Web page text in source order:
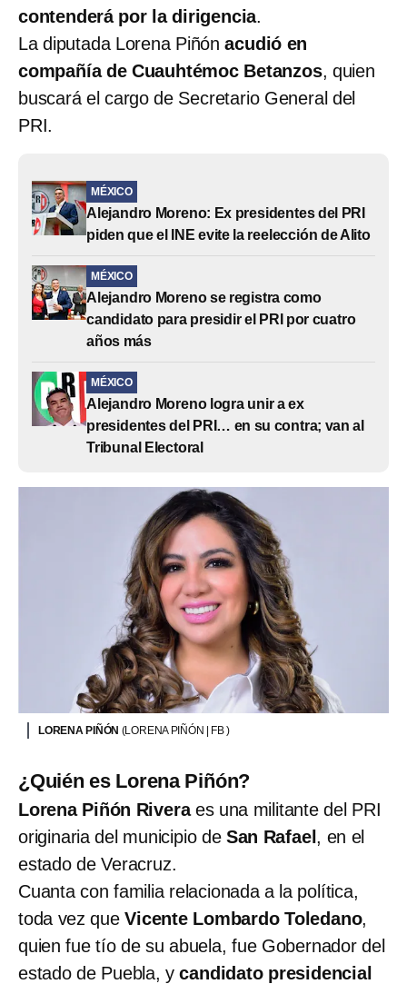
contenderá por la dirigencia.
La diputada Lorena Piñónacudió en
compañía de Cuauhtémoc Betanzos, quien
buscará el cargo de Secretario General del
PRI.
MÉXICO
Alejandro Moreno: Ex presidentes del PRI
piden que el INE evite la reelección de Alito
MÉXICO
Alejandro Moreno se registra como
candidato para presidir el PRI por cuatro
años más
MÉXICO
Alejandro Moreno logra unir a ex
presidentes del PRI… en su contra; van al
Tribunal Electoral
LORENA PIÑÓN (LORENA PIÑÓN | FB )
¿Quién es Lorena Piñón?
Lorena Piñón Riveraes una militante del PRI
originaria del municipio de San Rafael, en el
estado de Veracruz.
Cuanta con familia relacionada a la política,
toda vez queVicente Lombardo Toledano,
quien fue tío de su abuela, fue Gobernador del
estado de Puebla, ycandidato presidencial